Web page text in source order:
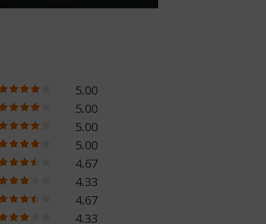
5.00
5.00
5.00
5.00
4.67
4.33
4.67
4.33